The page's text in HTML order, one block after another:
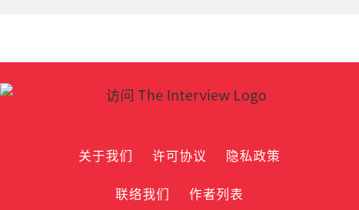
关于我们 许可协议
隐私政策
联络我们
作者列表